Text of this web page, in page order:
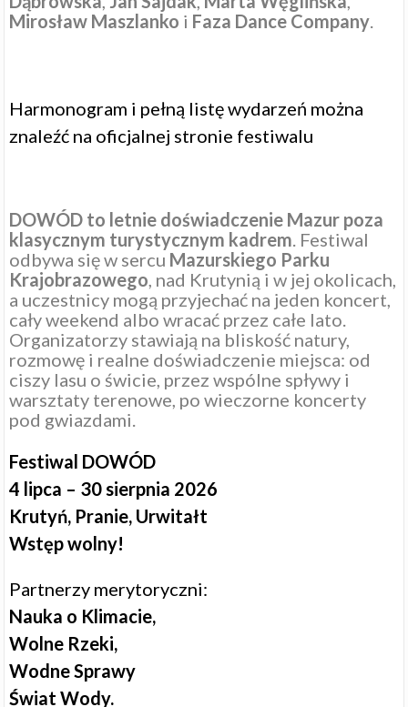
Mirosław Maszlanko i Faza Dance Company.
Harmonogram i pełną listę wydarzeń można
znaleźć na oficjalnej stronie festiwalu
DOWÓD to letnie doświadczenie Mazur poza
klasycznym turystycznym kadrem. Festiwal
odbywa się w sercu Mazurskiego Parku
Krajobrazowego, nad Krutynią i w jej okolicach,
a uczestnicy mogą przyjechać na jeden koncert,
cały weekend albo wracać przez całe lato.
Organizatorzy stawiają na bliskość natury,
rozmowę i realne doświadczenie miejsca: od
ciszy lasu o świcie, przez wspólne spływy i
warsztaty terenowe, po wieczorne koncerty
pod gwiazdami.
Festiwal DOWÓD
4 lipca – 30 sierpnia 2026
Krutyń, Pranie, Urwitałt
Wstęp wolny!
Partnerzy merytoryczni:
Nauka o Klimacie,
Wolne Rzeki,
Wodne Sprawy
Świat Wody.